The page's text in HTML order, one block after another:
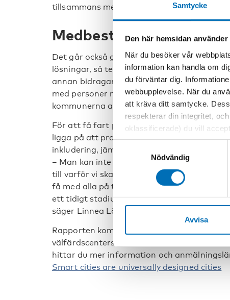
Samtycke
Den här hemsidan använder
När du besöker vår
information kan handla om
du förväntar dig.
webbupplevelse. När du
att kräva ditt samtycke.
respekterar din integritet,
oklassificerade) du vill
inställningar för cookies.
vi erbjuder. Om du har
genom att navigera till
Nödvändig
Avvisa
tillsammans med Moa Tunström är en av
Medbestämmande är
Det går också ganska långsamt för
lösningar, så tekniken hinner springa ifrån
annan bidragande faktor är att det finns
med personer med funktionsnedsättning.
kommunerna att hitta lösningar som
För att få fart på arbetet tycker
ligga på att prata om andra aspekter än
inkludering, jämlikhet och mänskliga
– Man kan inte börja med smarta lösningar,
till varför vi ska använda tekniken i det här
få med alla på tåget. Viktigt är också att
ett tidigt stadium får vara med och
säger Linnea Löfving.
Rapporten kommer att presenteras den 27
välfärdscenters webbinarium Smart cities
hittar du mer information och
Smart cities are universally designed cities